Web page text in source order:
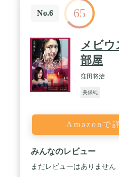
No.6 65
メビ
部屋
窪田将治
美保純
Amazonで
みんなのレビュー
まだレビューはありません